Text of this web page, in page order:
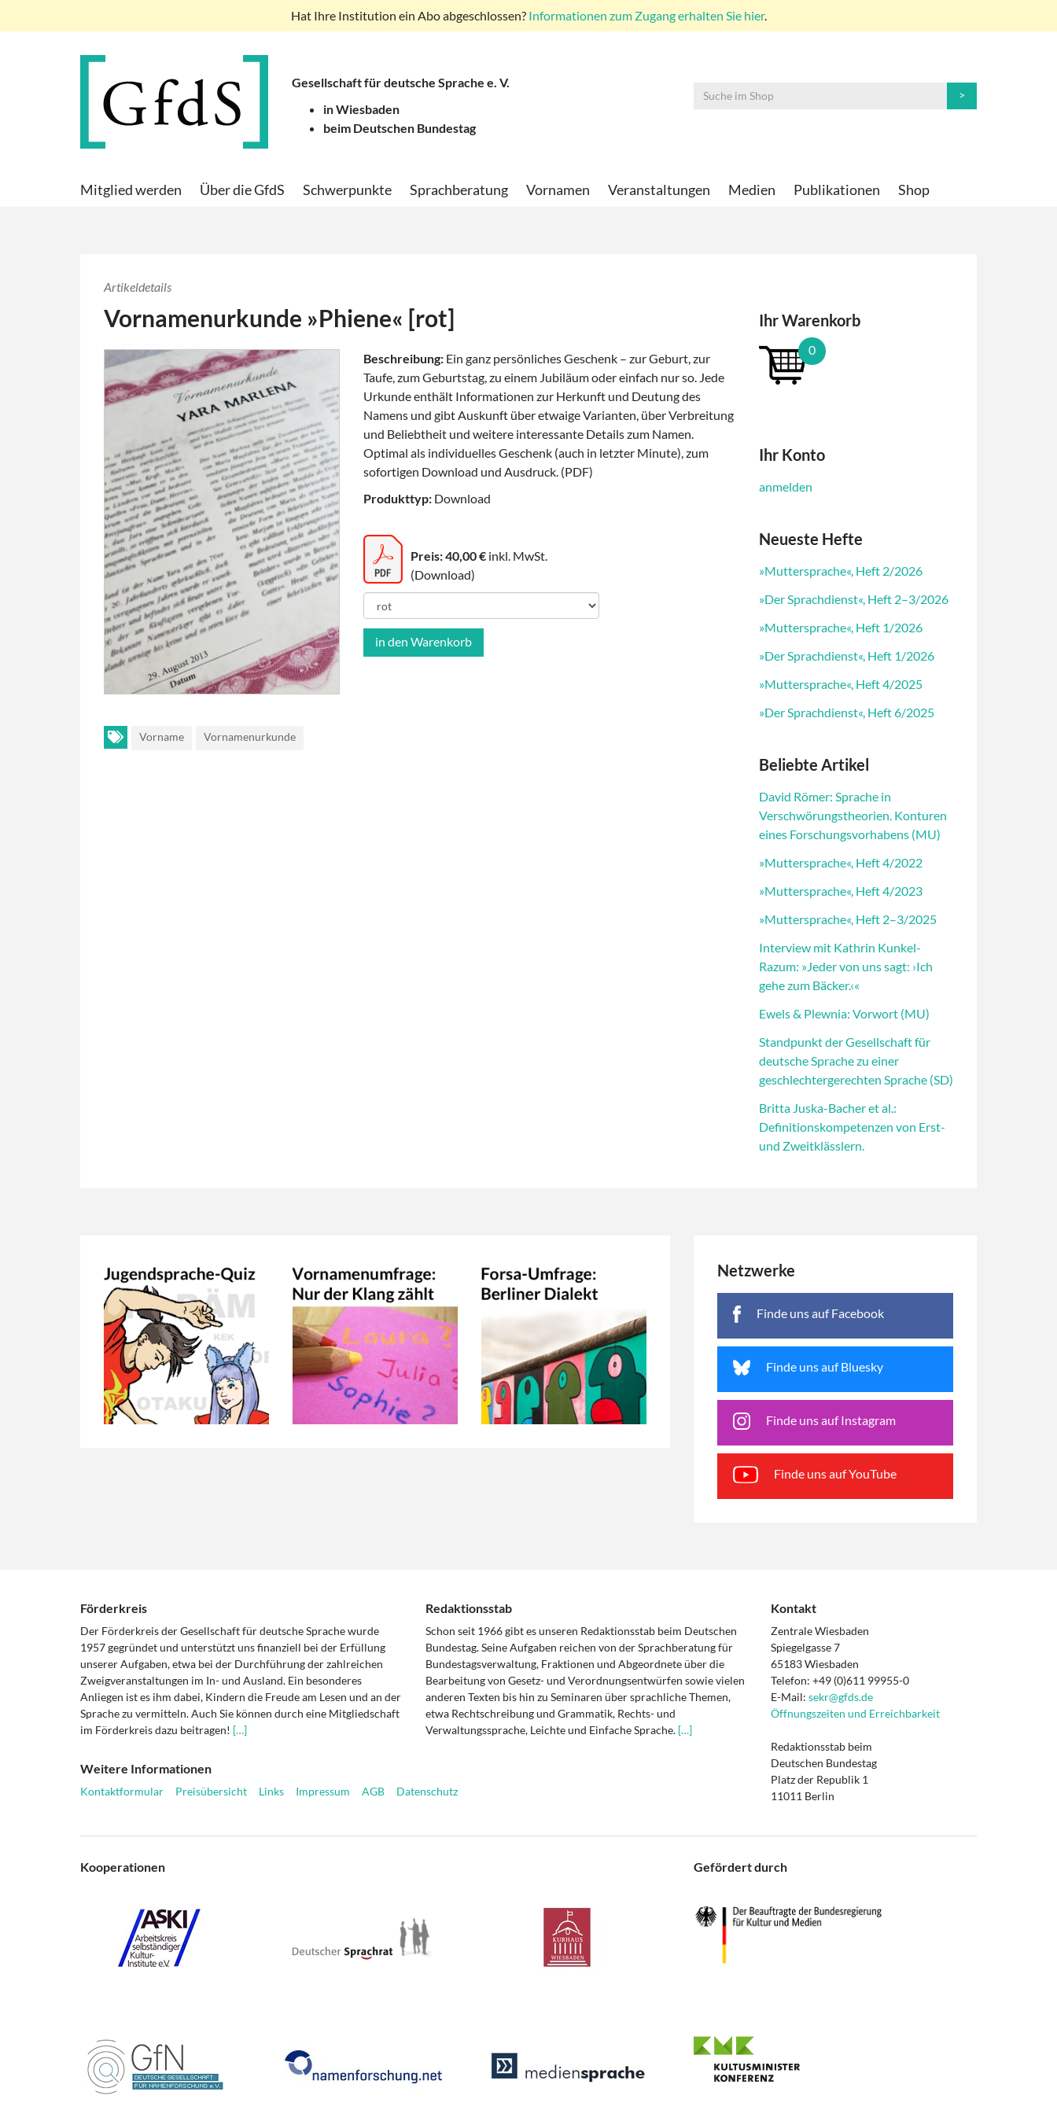
Hat Ihre Institution ein Abo abgeschlossen? Informationen zum Zugang erhalten Sie hier.
Gesellschaft für deutsche Sprache e. V.
in Wiesbaden
beim Deutschen Bundestag
Mitglied werden Über die GfdS Schwerpunkte Sprachberatung Vornamen Veranstaltungen Medien Publikationen Shop
Artikeldetails
Vornamenurkunde »Phiene« [rot]
Beschreibung: Ein ganz persönliches Geschenk – zur Geburt, zur
Taufe, zum Geburtstag, zu einem Jubiläum oder einfach nur so. Jede
Urkunde enthält Informationen zur Herkunft und Deutung des
Namens und gibt Auskunft über etwaige Varianten, über Verbreitung
und Beliebtheit und weitere interessante Details zum Namen.
Optimal als individuelles Geschenk (auch in letzter Minute), zum
sofortigen Download und Ausdruck. (PDF)
Produkttyp: Download
Preis: 40,00 € inkl. MwSt.
(Download)
Vorname Vornamenurkunde
Ihr Warenkorb
0
Ihr Konto
anmelden
Neueste Hefte
»Muttersprache«, Heft 2/2026
»Der Sprachdienst«, Heft 2–3/2026
»Muttersprache«, Heft 1/2026
»Der Sprachdienst«, Heft 1/2026
»Muttersprache«, Heft 4/2025
»Der Sprachdienst«, Heft 6/2025
Beliebte Artikel
David Römer: Sprache in
Verschwörungstheorien. Konturen
eines Forschungsvorhabens (MU)
»Muttersprache«, Heft 4/2022
»Muttersprache«, Heft 4/2023
»Muttersprache«, Heft 2–3/2025
Interview mit Kathrin Kunkel-
Razum: »Jeder von uns sagt: ›Ich
gehe zum Bäcker.‹«
Ewels & Plewnia: Vorwort (MU)
Standpunkt der Gesellschaft für
deutsche Sprache zu einer
geschlechtergerechten Sprache (SD)
Britta Juska-Bacher et al.:
Definitionskompetenzen von Erst-
und Zweitklässlern.
Netzwerke
Finde uns auf Facebook
Finde uns auf Bluesky
Finde uns auf Instagram
Finde uns auf YouTube
Förderkreis
Der Förderkreis der Gesellschaft für deutsche Sprache wurde
1957 gegründet und unterstützt uns finanziell bei der Erfüllung
unserer Aufgaben, etwa bei der Durchführung der zahlreichen
Zweigveranstaltungen im In- und Ausland. Ein besonderes
Anliegen ist es ihm dabei, Kindern die Freude am Lesen und an der
Sprache zu vermitteln. Auch Sie können durch eine Mitgliedschaft
im Förderkreis dazu beitragen! […]
Redaktionsstab
Schon seit 1966 gibt es unseren Redaktionsstab beim Deutschen
Bundestag. Seine Aufgaben reichen von der Sprachberatung für
Bundestagsverwaltung, Fraktionen und Abgeordnete über die
Bearbeitung von Gesetz- und Verordnungsentwürfen sowie vielen
anderen Texten bis hin zu Seminaren über sprachliche Themen,
etwa Rechtschreibung und Grammatik, Rechts- und
Verwaltungssprache, Leichte und Einfache Sprache. […]
Weitere Informationen
Kontaktformular Preisübersicht Links Impressum AGB Datenschutz
Kontakt
Zentrale Wiesbaden
Spiegelgasse 7
65183 Wiesbaden
Telefon: +49 (0)611 99955-0
E-Mail: sekr@gfds.de
Öffnungszeiten und Erreichbarkeit
Redaktionsstab beim
Deutschen Bundestag
Platz der Republik 1
11011 Berlin
Kooperationen Gefördert durch